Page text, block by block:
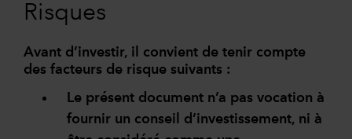
Risques
Avant d’investir, il convient de tenir compte
des facteurs de risque suivants :
Le présent document n’a pas vocation à
fournir un conseil d’investissement, ni à